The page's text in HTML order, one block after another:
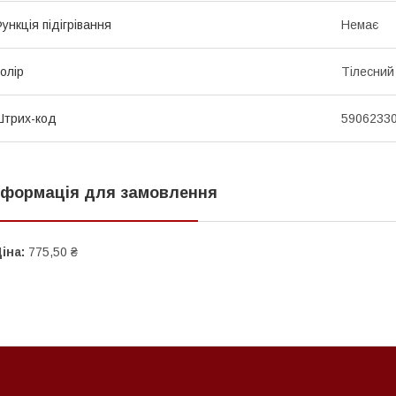
підігрівання Немає
Тілесний
код
для замовлення
775,50 ₴